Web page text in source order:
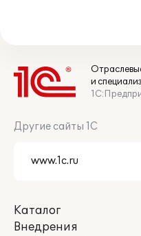
и
Другие сайты 1С
Каталог
Внедрения